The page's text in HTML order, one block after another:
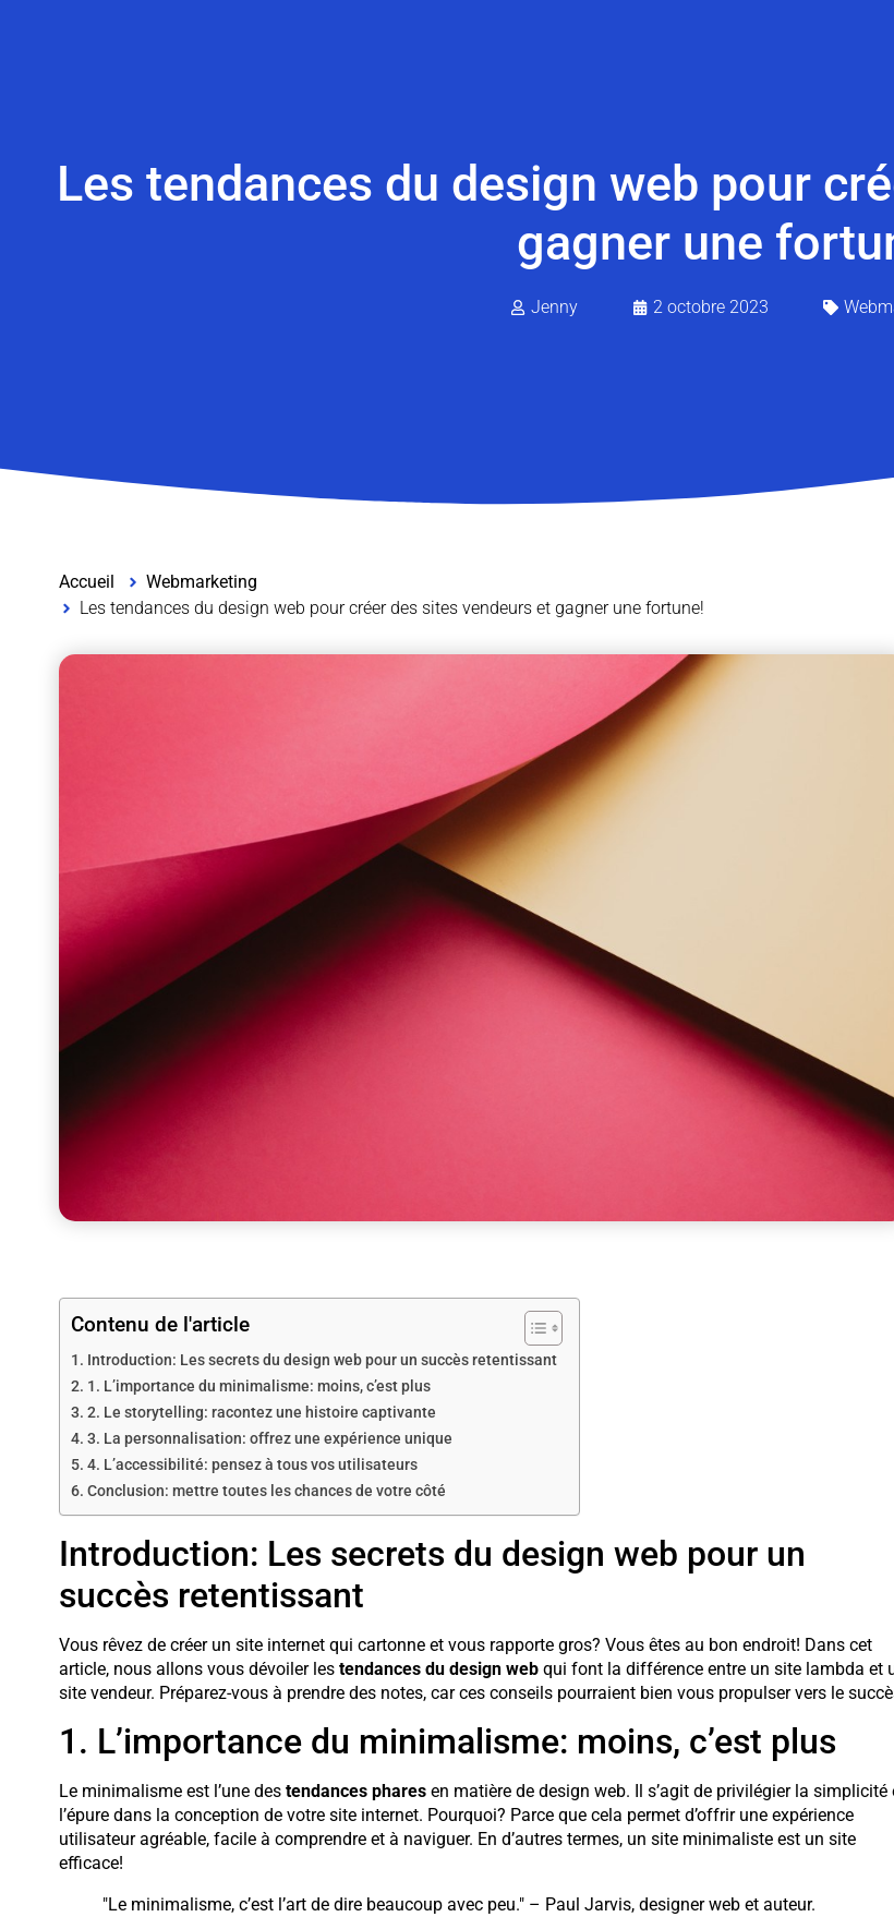
Les tendances du design web pour
gagner une
Jenny 2 octobre 2023
Accueil
Webmarketing
Les tendances du design web pour créer des sites vendeurs et gagner une fortune!
Contenu de l'article
Introduction: Les secrets du design web pour un succès retentissant
1. L’importance du minimalisme: moins, c’est plus
2. Le storytelling: racontez une histoire captivante
3. La personnalisation: offrez une expérience unique
4. L’accessibilité: pensez à tous vos utilisateurs
Conclusion: mettre toutes les chances de votre côté
Introduction: Les secrets du design web pour un
succès retentissant
Vous rêvez de créer un site internet qui cartonne et vous rapporte gros? Vous êtes au bon endroit! Dans cet
article, nous allons vous dévoiler les tendances du design webqui font la différence entre un site lambda et
site vendeur. Préparez-vous à prendre des notes, car ces conseils pourraient bien vous propulser vers le
1. L’importance du minimalisme: moins, c’est plus
Le minimalisme est l’une des tendances pharesen matière de design web. Il s’agit de privilégier la simplicité
l’épure dans la conception de votre site internet. Pourquoi? Parce que cela permet d’offrir une expérience
utilisateur agréable, facile à comprendre et à naviguer. En d’autres termes, un site minimaliste est un site
efficace!
"Le minimalisme, c’est l’art de dire beaucoup avec peu." – Paul Jarvis, designer web et auteur.